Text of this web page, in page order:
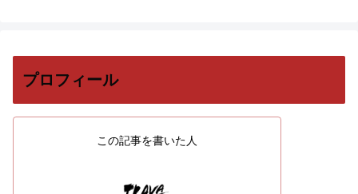
プロフィール
この記事を書いた人